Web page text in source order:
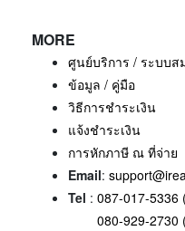
MORE
ศูนย์บริการ / ระบบส
ข้อมูล / คู่มือ
วิธีการชำระเงิน
แจ้งชำระเงิน
การหักภาษี ณ ที่จ่าย
Email:
Tel : 087-017-5336
080-929-2730